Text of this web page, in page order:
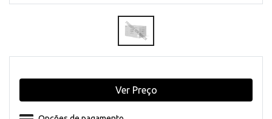
Ver Preço